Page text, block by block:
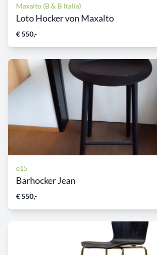
Maxalto (B & B Italia)
Loto Hocker von Maxalto
€ 550,-
e15
Barhocker Jean
€ 550,-